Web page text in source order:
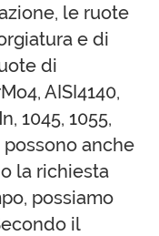
le ruote
e di
di
AISI4140,
1045, 1055,
possono anche
la richiesta
possiamo
il